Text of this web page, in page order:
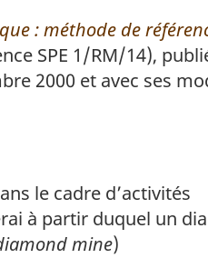
: méthode de
SPE 1/RM/14),
2000 et avec ses
le cadre d’activités
à partir duquel un
mine)